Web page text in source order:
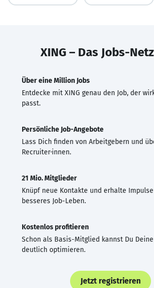
XING – Das Jobs-
Über eine Million Jobs
Entdecke mit XING genau den Job, der
passt.
Persönliche Job-Angebote
Lass Dich finden von Arbeitgebern und
Recruiter·innen.
21 Mio. Mitglieder
Knüpf neue Kontakte und erhalte
besseres Job-Leben.
Kostenlos profitieren
Schon als Basis-Mitglied kannst Du Deine
deutlich optimieren.
Jetzt registrieren